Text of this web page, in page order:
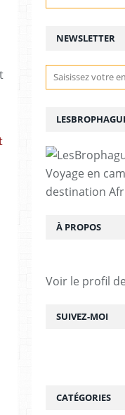
NEWSLETTER
SUIVEZ-MOI
Voyage en
destination
À PROPOS
Voir le profil de
CATÉGORIES